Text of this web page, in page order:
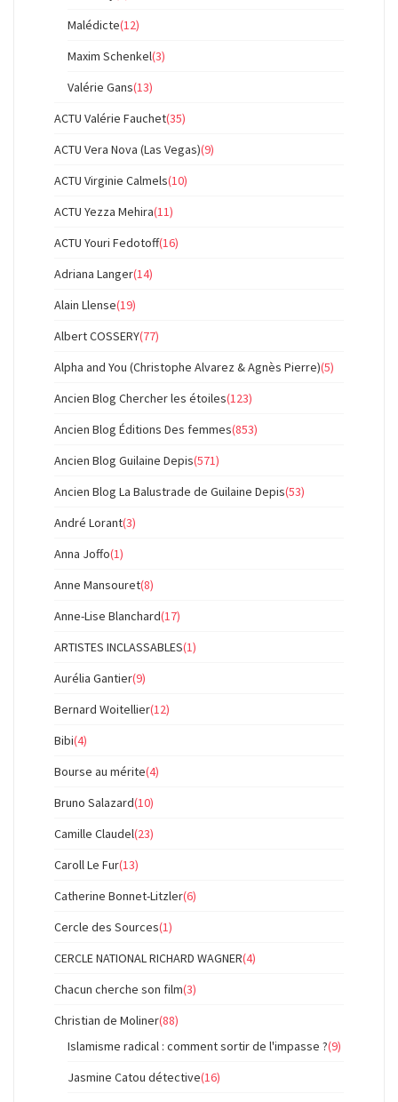
Malédicte(12)
Maxim Schenkel(3)
Valérie Gans(13)
ACTU Valérie Fauchet(35)
ACTU Vera Nova (Las Vegas)(9)
ACTU Virginie Calmels(10)
ACTU Yezza Mehira(11)
ACTU Youri Fedotoff(16)
Adriana Langer(14)
Alain Llense(19)
Albert COSSERY(77)
Alpha and You (Christophe Alvarez & Agnès Pierre)(5)
Ancien Blog Chercher les étoiles(123)
Ancien Blog Éditions Des femmes(853)
Ancien Blog Guilaine Depis(571)
Ancien Blog La Balustrade de Guilaine Depis(53)
André Lorant(3)
Anna Joffo(1)
Anne Mansouret(8)
Anne-Lise Blanchard(17)
ARTISTES INCLASSABLES(1)
Aurélia Gantier(9)
Bernard Woitellier(12)
Bibi(4)
Bourse au mérite(4)
Bruno Salazard(10)
Camille Claudel(23)
Caroll Le Fur(13)
Catherine Bonnet-Litzler(6)
Cercle des Sources(1)
CERCLE NATIONAL RICHARD WAGNER(4)
Chacun cherche son film(3)
Christian de Moliner(88)
Islamisme radical : comment sortir de l'impasse ?(9)
Jasmine Catou détective(16)